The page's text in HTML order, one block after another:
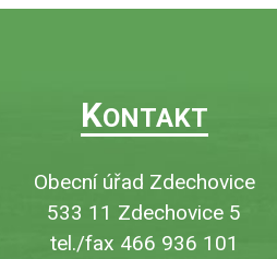
KONTAKT
Obecní úřad Zdechovice
533 11 Zdechovice 5
tel./fax 466 936 101